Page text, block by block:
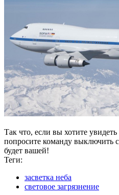
Так что, если вы хотите
попросите команду выключить
будет вашей!
Теги:
засветка неба
световое загрязнение